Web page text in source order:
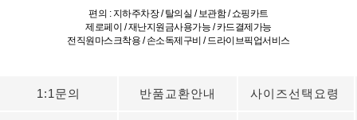
편의 : 지하주차장 / 탈의실 / 보관함 / 쇼핑카트
제로페이 / 재난지원금사용가능 / 카드결제가능
전직원마스크착용 / 손소독제구비 / 드라이브픽업서비스
1:1문의 반품교환안내 사이즈선택요령